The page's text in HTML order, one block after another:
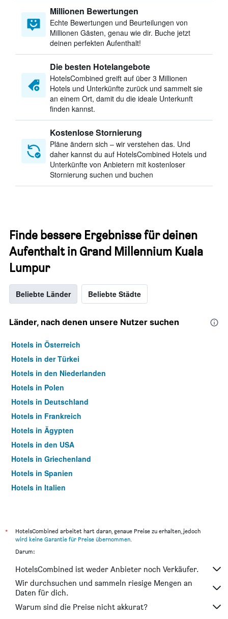
Millionen Bewertungen
Echte Bewertungen und Beurteilungen von
Millionen Gästen, genau wie dir. Buche jetzt
deinen perfekten Aufenthalt!
Die besten Hotelangebote
HotelsCombined greift auf über 3 Millionen
Hotels und Unterkünfte zurück und sammelt sie
an einem Ort, damit du die ideale Unterkunft
finden kannst.
Kostenlose Stornierung
Pläne ändern sich – wir verstehen das. Und
daher kannst du auf HotelsCombined Hotels und
Unterkünfte von Anbietern mit kostenloser
Stornierung suchen und buchen
Finde bessere Ergebnisse für deinen
Aufenthalt in Grand Millennium Kuala
Lumpur
Beliebte Länder Beliebte Städte
Länder, nach denen unsere Nutzer suchen
Hotels in Österreich
Hotels in der Türkei
Hotels in den Niederlanden
Hotels in Polen
Hotels in Deutschland
Hotels in Frankreich
Hotels in Ägypten
Hotels in den USA
Hotels in Griechenland
Hotels in Spanien
Hotels in Italien
*
HotelsCombined arbeitet hart daran, genaue Preise zu erhalten, jedoch
wird keine Garantie für Preise übernommen.
Darum:
HotelsCombined ist weder Anbieter noch Verkäufer.
Wir durchsuchen und sammeln riesige Mengen an
Daten für dich.
Warum sind die Preise nicht akkurat?